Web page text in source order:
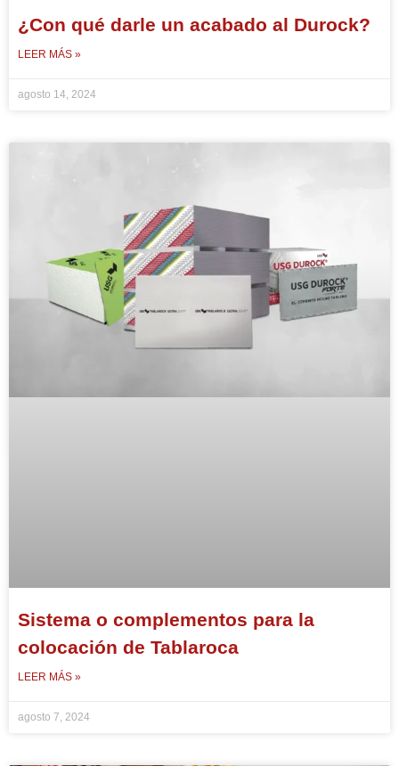
¿Con qué darle un acabado al Durock?
LEER MÁS »
agosto 14, 2024
Sistema o complementos para la
colocación de Tablaroca
LEER MÁS »
agosto 7, 2024